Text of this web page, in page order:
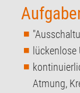
Atmung,